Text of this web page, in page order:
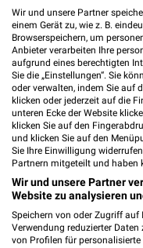
Noch
der
Wir und unsere Partner
einem Gerät zu, wie z. B.
Browserspeichern, um
Anbieter verarbeiten Ihre
aufgrund eines berechtigten
Sie die „Einstellungen“. Sie
oder verwalten, indem Sie auf
klicken oder jederzeit auf die
unteren Ecke der Website
klicken Sie auf den
und klicken Sie auf den
Sie Ihre Einwilligung
Partnern mitgeteilt und haben
Wir und unsere Partner
Website zu analysieren
Speichern von oder Zugriff
Verwendung reduzierter
von Profilen für